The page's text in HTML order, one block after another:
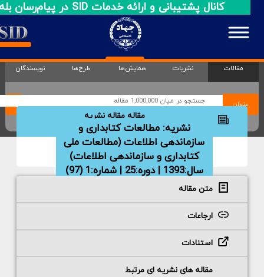
کانال پشتیبانی و ارائه خدمات SID در پیام‌رسان بله
مقالات نشریات همایش‌ها طرح‌ها نویسندگان
عنوان
مقاله مقاله نشریه
مشخصات مقاله
نشریه:مطالعات کتابداری و
سازماندهی اطلاعات (مطالعات ملی
کتابداری و سازماندهی اطلاعات)
سال:1393 | دوره:25 | شماره:1 (97)
صفحات :86-109
متن مقاله
ارجاعات
استنادات
مقاله های نشریه ای مرتبط